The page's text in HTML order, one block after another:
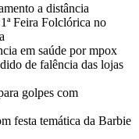
a distância
Feira Folclórica no
em saúde por mpox
de falência das lojas
golpes com
festa temática da Barbie